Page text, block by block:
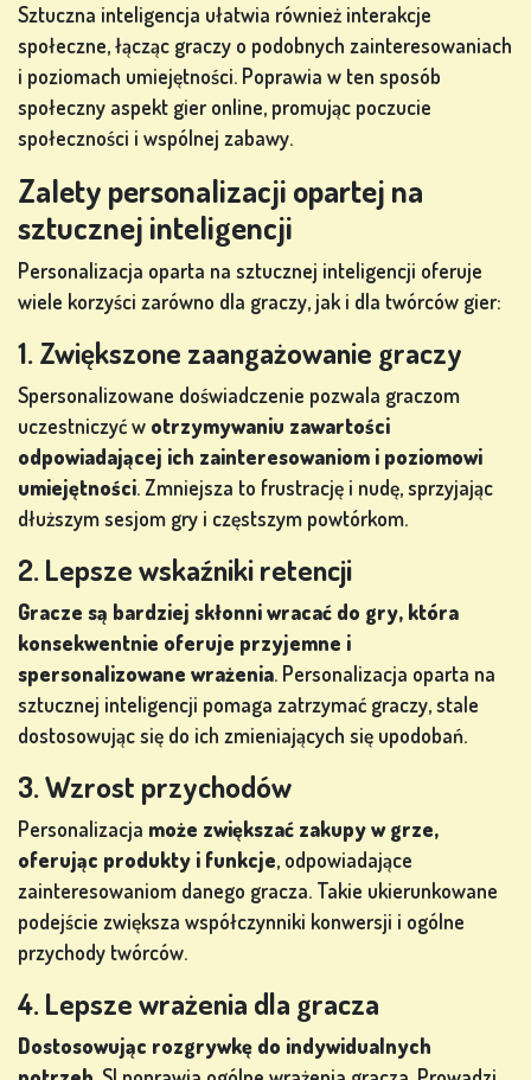
Sztuczna inteligencja ułatwia również interakcje
społeczne, łącząc graczy o podobnych zainteresowaniach
i poziomach umiejętności. Poprawia w ten sposób
społeczny aspekt gier online, promując poczucie
społeczności i wspólnej zabawy.
Zalety personalizacji opartej na
sztucznej inteligencji
Personalizacja oparta na sztucznej inteligencji oferuje
wiele korzyści zarówno dla graczy, jak i dla twórców gier:
1. Zwiększone zaangażowanie graczy
Spersonalizowane doświadczenie pozwala graczom
uczestniczyć w otrzymywaniu zawartości
odpowiadającej ich zainteresowaniom i poziomowi
umiejętności. Zmniejsza to frustrację i nudę, sprzyjając
dłuższym sesjom gry i częstszym powtórkom.
2. Lepsze wskaźniki retencji
Gracze są bardziej skłonni wracać do gry, która
konsekwentnie oferuje przyjemne i
spersonalizowane wrażenia. Personalizacja oparta na
sztucznej inteligencji pomaga zatrzymać graczy, stale
dostosowując się do ich zmieniających się upodobań.
3. Wzrost przychodów
Personalizacja może zwiększać zakupy w grze,
oferując produkty i funkcje, odpowiadające
zainteresowaniom danego gracza. Takie ukierunkowane
podejście zwiększa współczynniki konwersji i ogólne
przychody twórców.
4. Lepsze wrażenia dla gracza
Dostosowując rozgrywkę do indywidualnych